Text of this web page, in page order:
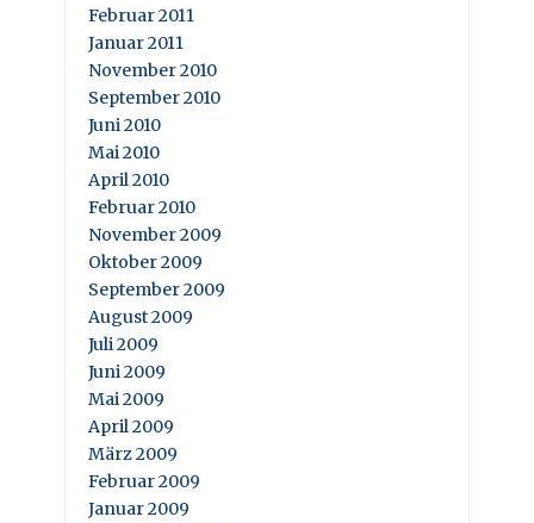
Februar 2011
Januar 2011
November 2010
September 2010
Juni 2010
Mai 2010
April 2010
Februar 2010
November 2009
Oktober 2009
September 2009
August 2009
Juli 2009
Juni 2009
Mai 2009
April 2009
März 2009
Februar 2009
Januar 2009